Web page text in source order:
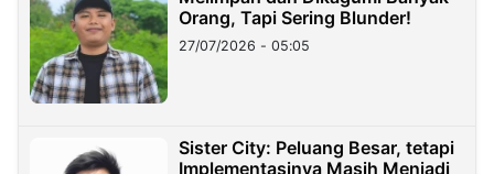
Orang, Tapi Sering Blunder!
27/07/2026 - 05:05
Sister City: Peluang Besar, tetapi
Implementasinya Masih Menjadi